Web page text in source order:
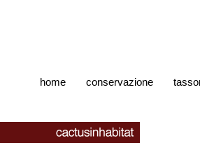
home conservazione